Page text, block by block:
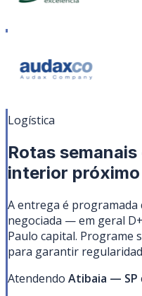
Logística
Rotas
interior próximo
A entrega é
negociada — em geral
Paulo capital. Programe
para garantir
Atendendo Atibaia — SP